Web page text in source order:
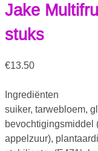
Jake
stuks
€13.50
Ingrediënten
suiker, tarwebloem,
bevochtigingsmiddel
appelzuur),